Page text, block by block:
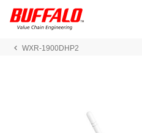
WXR-1900DHP2